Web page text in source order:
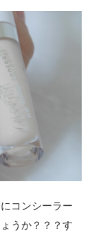
コンシーラー
うか？？？す